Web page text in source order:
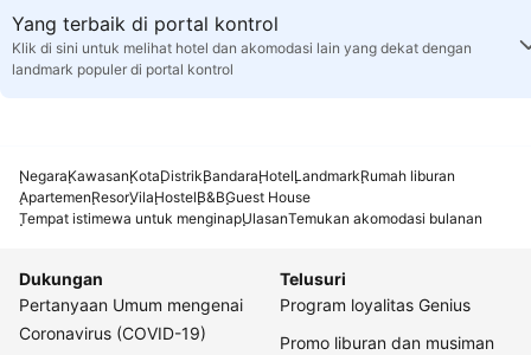
Yang terbaik di portal kontrol
Klik di sini untuk melihat hotel dan akomodasi lain yang dekat dengan
landmark populer di portal kontrol
NegaraKawasanKotaDistrikBandaraHotelLandmarkRumah liburan
ApartemenResorVilaHostelB&BGuest House
Tempat istimewa untuk menginapUlasanTemukan akomodasi bulanan
Dukungan
Pertanyaan Umum mengenai
Coronavirus (COVID-19)
Telusuri
Program loyalitas Genius
Promo liburan dan musiman